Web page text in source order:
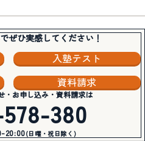
ぜひ実感してください！
入塾テスト
資料請求
・お申し込み・資料請求は
380
20:00(日曜・祝日除く)